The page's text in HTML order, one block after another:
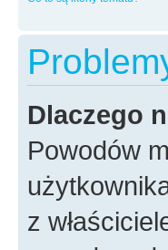
Dlaczego
Powodów
z